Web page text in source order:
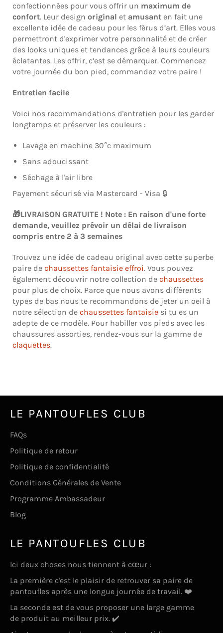
confectionnées pour vous offrir un maximum de
confort. Leur design original et amusant en fait une
excellente idée de cadeau pour les férus d’art. Elles vous
permettront d'exprimer votre personnalité et de créer
des looks uniques et tendances grâce à leurs couleurs
éclatantes. Les offrir, c’est se démarquer. Commencez
votre journée du bon pied, commandez votre paire !
Entretien facile
Voici nos recommandations d'entretien pour les garder
longtemps et préserver les couleurs :
Lavage en machine 30°c maximum
Sans adoucissant
Séchage à l'air libre
Payement sécurisé via Mastercard - Visa 🔒
🎁LIVRAISON GRATUITE ! Note : En raison d'une forte
demande, veuillez prévoir un délai de livraison
compris entre 2 à 3 semaines
Trouvez une idée de cadeau original avec cette superbe
paire de chaussettes fantaisie effroi. Vous pouvez
également découvrir notre collection de chaussettes
pour plus de choix. Parce que nous avons différents
types de bas nous te recommandons de jeter un oeil à
notre sélection de chaussettes fantaisie si tu es un
adepte de ce modèle. Pour habiller vos pieds avec les
chaussures assorties, rendez-vous sur la gamme de
claquettes.
LE PANTOUFLES CLUB
FAQs
Politique de retour
Politique de confidentialité
Conditions Générales de Vente
Programme Ambassadeur
Blog
LE PANTOUFLES CLUB
Ici deux choses nous tiennent à cœur :
La première c'est le plaisir de retrouver sa paire de
pantoufles après une longue journée de travail. ❤️
La seconde est de vous proposer une large gamme
de produit au meilleur prix. ✔️